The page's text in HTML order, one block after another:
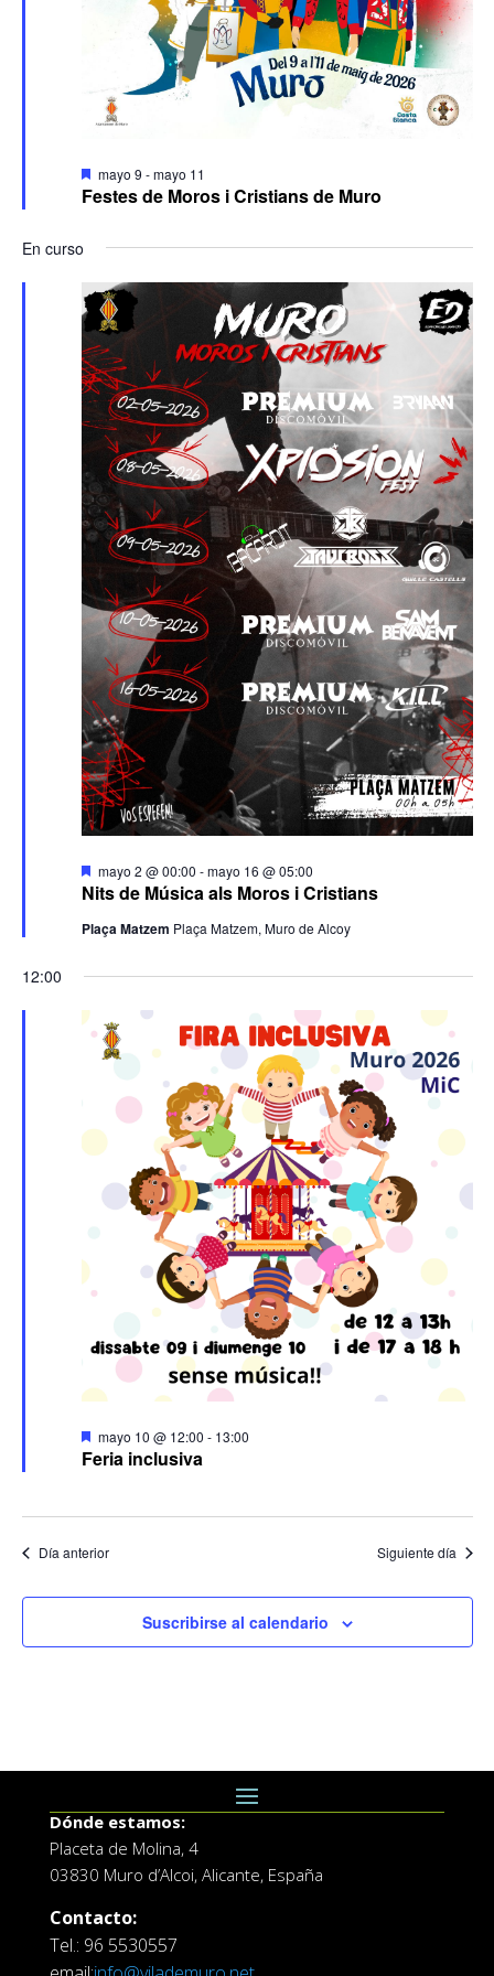
Festes de Moros i Cristians de Muro
Destacado
mayo 9 -mayo 11
En curso
Nits de Música als Moros i Cristians
Destacado
mayo 2 @ 00:00 -mayo 16 @ 05:00
Plaça Matzem Plaça Matzem, Muro de Alcoy
12:00
Feria inclusiva
Destacado
mayo 10 @ 12:00 - 13:00
Día anterior Siguiente día
Suscribirse al calendario
Dónde estamos:
Placeta de Molina, 4
03830 Muro d’Alcoi, Alicante, España
Contacto:
Tel.: 96 5530557